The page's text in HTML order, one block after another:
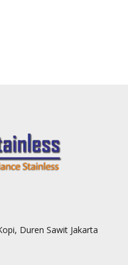
Duren Sawit Jakarta